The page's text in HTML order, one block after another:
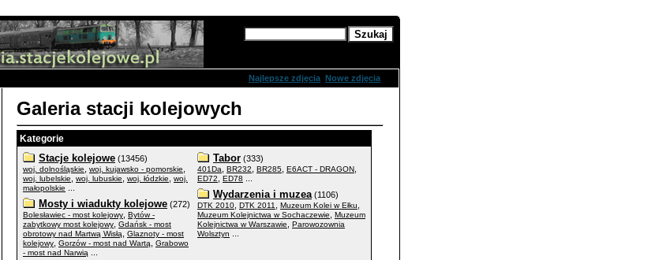
Najlepsze zdjęcia Nowe zdjęcia
Galeria stacji kolejowych
Kategorie
Stacje kolejowe (13456)
woj. dolnośląskie woj. kujawsko - pomorskie
woj. lubelskie woj. lubuskie woj. łódzkie
woj.
małopolskie
Mosty i wiadukty kolejowe (272)
Bolesławiec - most kolejowy Bytów -
zabytkowy most kolejowy Gdańsk - most
obrotowy nad Martwą Wisłą
Glaznoty - most
kolejowy Gorzów - most nad Wartą
Grabowo
- most nad Narwią
Tabor (333)
401Da BR232 BR285 E6ACT - DRAGON
ED72 ED78
Wydarzenia i muzea (1106)
DTK 2010 DTK 2011 Muzeum Kolei w Ełku
Muzeum Kolejnictwa w Sochaczewie
Muzeum
Kolejnictwa w Warszawie
Parowozownia
Wolsztyn